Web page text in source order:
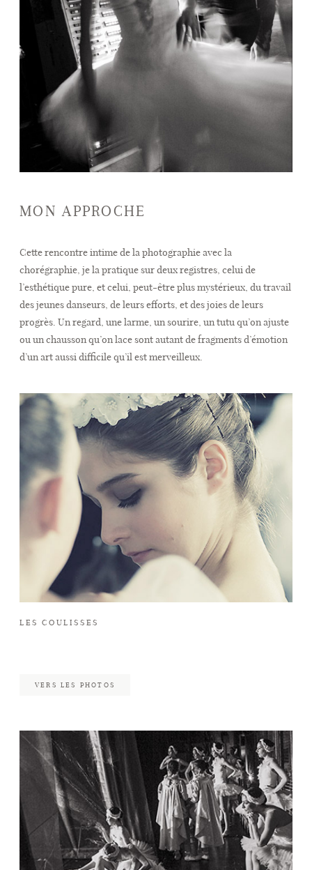
MON APPROCHE
Cette rencontre intime de la photographie avec la
chorégraphie, je la pratique sur deux registres, celui de
l’esthétique pure, et celui, peut-être plus mystérieux, du travail
des jeunes danseurs, de leurs efforts, et des joies de leurs
progrès. Un regard, une larme, un sourire, un tutu qu’on ajuste
ou un chausson qu’on lace sont autant de fragments d’émotion
d’un art aussi difficile qu’il est merveilleux.
LES COULISSES
VERS LES PHOTOS